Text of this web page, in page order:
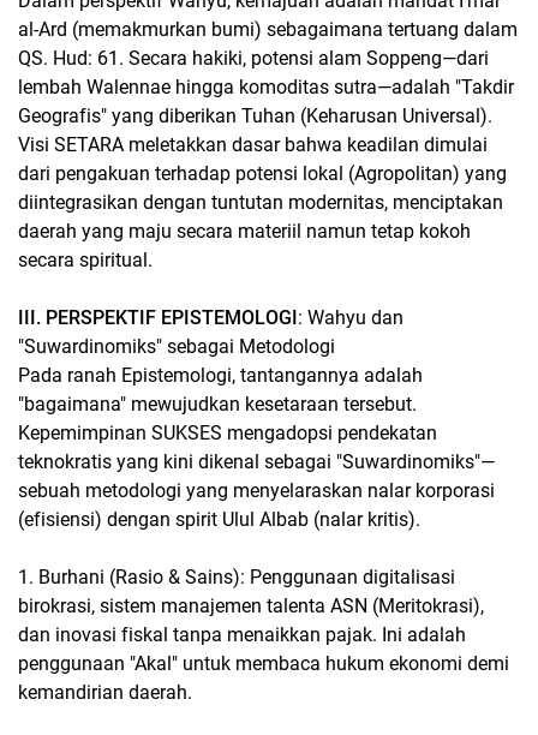
al-Ard (memakmurkan bumi) sebagaimana tertuang dalam
QS. Hud: 61. Secara hakiki, potensi alam Soppeng—dari
lembah Walennae hingga komoditas sutra—adalah "Takdir
Geografis" yang diberikan Tuhan (Keharusan Universal).
Visi SETARA meletakkan dasar bahwa keadilan dimulai
dari pengakuan terhadap potensi lokal (Agropolitan) yang
diintegrasikan dengan tuntutan modernitas, menciptakan
daerah yang maju secara materiil namun tetap kokoh
secara spiritual.
III. PERSPEKTIF EPISTEMOLOGI: Wahyu dan
"Suwardinomiks" sebagai Metodologi
Pada ranah Epistemologi, tantangannya adalah
"bagaimana" mewujudkan kesetaraan tersebut.
Kepemimpinan SUKSES mengadopsi pendekatan
teknokratis yang kini dikenal sebagai "Suwardinomiks"—
sebuah metodologi yang menyelaraskan nalar korporasi
(efisiensi) dengan spirit Ulul Albab (nalar kritis).
1. Burhani (Rasio & Sains): Penggunaan digitalisasi
birokrasi, sistem manajemen talenta ASN (Meritokrasi),
dan inovasi fiskal tanpa menaikkan pajak. Ini adalah
penggunaan "Akal" untuk membaca hukum ekonomi demi
kemandirian daerah.